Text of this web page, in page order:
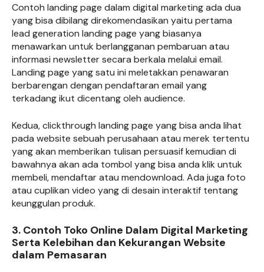
Contoh landing page dalam digital marketing ada dua
yang bisa dibilang direkomendasikan yaitu pertama
lead generation landing page yang biasanya
menawarkan untuk berlangganan pembaruan atau
informasi newsletter secara berkala melalui email.
Landing page yang satu ini meletakkan penawaran
berbarengan dengan pendaftaran email yang
terkadang ikut dicentang oleh audience.
Kedua, clickthrough landing page yang bisa anda lihat
pada website sebuah perusahaan atau merek tertentu
yang akan memberikan tulisan persuasif kemudian di
bawahnya akan ada tombol yang bisa anda klik untuk
membeli, mendaftar atau mendownload. Ada juga foto
atau cuplikan video yang di desain interaktif tentang
keunggulan produk.
3. Contoh Toko Online Dalam Digital Marketing
Serta Kelebihan dan Kekurangan Website
dalam Pemasaran